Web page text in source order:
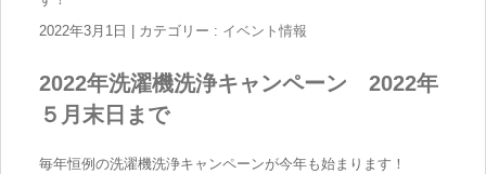
2022年3月1日
カテゴリー : イベント情報
2022年洗濯機洗浄キャンペーン 2022年
５月末日まで
毎年恒例の洗濯機洗浄キャンペーンが今年も始まります！